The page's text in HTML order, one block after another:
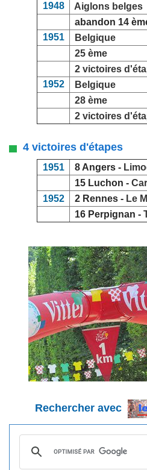
1948
Aiglons belges
abandon 14
1951
Belgique
25 ème
2 victoires
1952
Belgique
28 ème
2 victoires
4 victoires d'étapes
1951 8 Angers -
15 Luchon -
1952
2 Rennes - Le
16 Perpignan -
Rechercher avec